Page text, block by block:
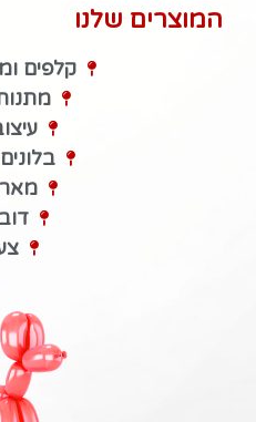
המוצרים שלנו
קלפים